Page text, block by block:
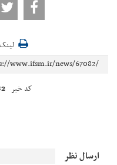
کد خبر
ارسال نظر